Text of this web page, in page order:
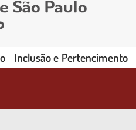
Inclusão e Pertencimento